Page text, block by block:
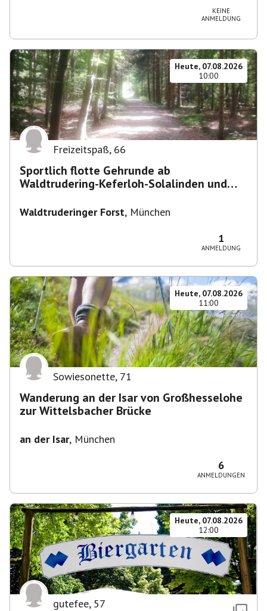
KEINE
ANMELDUNG
Heute, 07.08.2026
10:00
Freizeitspaß, 66
Sportlich flotte Gehrunde ab
Waldtrudering-Keferloh-Solalinden und
Waldtruderinger Forst, München
1
ANMELDUNG
Heute, 07.08.2026
11:00
Sowiesonette, 71
Wanderung an der Isar von Großhesselohe
zur Wittelsbacher Brücke
an der Isar, München
6
ANMELDUNGEN
Heute, 07.08.2026
12:00
gutefee, 57